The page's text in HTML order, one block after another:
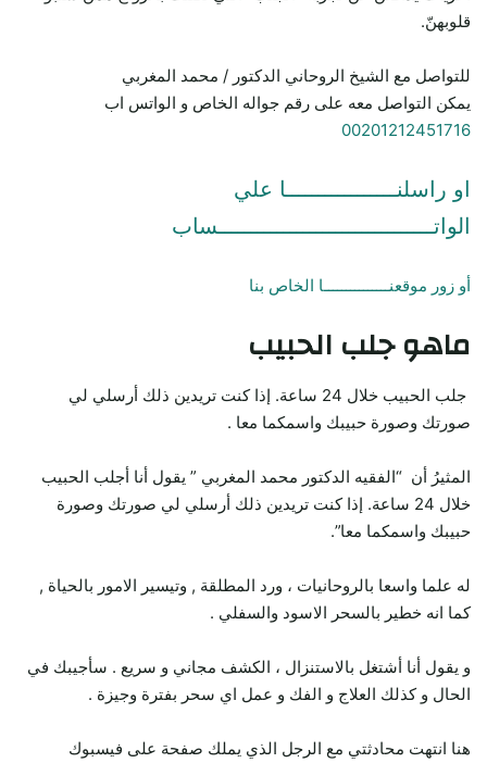
قلوبهنّ.
للتواصل مع الشيخ الروحاني الدكتور / محمد المغربي
يمكن التواصل معه على رقم جواله الخاص و الواتس اب
00201212451716
او راسلنـــــــــــــــــا علي
الواتـــــــــــــــــــــــــــــــــساب
أو زور موقعنـــــــــــــــا الخاص بنا
ماهو جلب الحبيب
جلب الحبيب خلال 24 ساعة. إذا كنت تريدين ذلك أرسلي لي
صورتك وصورة حبيبك واسمكما معا .
المثيرُ أن “الفقيه الدكتور محمد المغربي ” يقول أنا أجلب الحبيب
خلال 24 ساعة. إذا كنت تريدين ذلك أرسلي لي صورتك وصورة
حبيبك واسمكما معا”.
له علما واسعا بالروحانيات ، ورد المطلقة , وتيسير الامور بالحياة ,
كما انه خطير بالسحر الاسود والسفلي .
و يقول أنا أشتغل بالاستنزال ، الكشف مجاني و سريع . سأجيبك في
الحال و كذلك العلاج و الفك و عمل اي سحر بفترة وجيزة .
هنا انتهت محادثتي مع الرجل الذي يملك صفحة على فيسبوك